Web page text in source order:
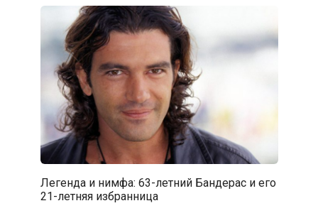
Легенда и нимфа: 63-летний Бандерас и его
21-летняя избранница